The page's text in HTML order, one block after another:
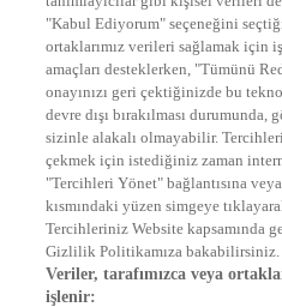
EURO STAR
KRAL POP TV
DYG Radyolar
NTV RADYO
KRAL FM
KRAL POP
EKSEN
VOYAGE
DYG Dijital
ntv.com.tr
ntvspor.net
secim.ntv.com.tr
startv.com.tr
kralmuzik.com.tr
"Kabul Ediyorum" seçeneğini
ortaklarımız verileri sağlamak için
amaçları desteklerken, "Tümünü
onayınızı geri çektiğinizde bu
devre dışı bırakılması
sizinle alakalı olmayabilir.
çekmek için istediğiniz zaman
"Tercihleri Yönet" bağlantısına
kısmındaki yüzen simgeye
Tercihleriniz Website kapsamında
Gizlilik Politikamıza bakabilirsiniz.
Veriler, tarafımızca veya
işlenir: